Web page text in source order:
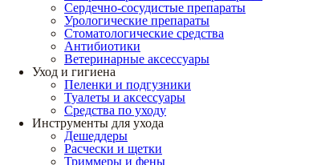
Сердечно-сосудистые препараты
Урологические препараты
Стоматологические средства
Антибиотики
Ветеринарные аксессуары
Уход и гигиена
Пеленки и подгузники
Туалеты и аксессуары
Средства по уходу
Инструменты для ухода
Дешеддеры
Расчески и щетки
Триммеры и фены